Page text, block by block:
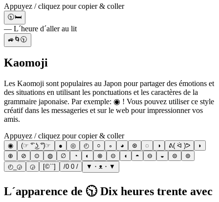
Appuyez / cliquez pour copier & coller
🕥🛏️
— L´heure d´aller au lit
🚙🌀🕥
Kaomoji
Les Kaomoji sont populaires au Japon pour partager des émotions et
des situations en utilisant les ponctuations et les caractères de la
grammaire japonaise. Par exemple: ◉ ! Vous pouvez utiliser ce style
créatif dans les messageries et sur le web pour impressionner vos
amis.
Appuyez / cliquez pour copier & coller
◉ (☞ ͡° ͜ʖ ͡°)☞ ● ◎ ◴ ○ ∘ ◕ ⊛ ◌ ◑ ᕕ( ᐛ )ᕗ
◗
⊕
⊘ ⊙ ◍ ∅ ◔ ◐ ⊗ ⊝ ◖ ◓ ⊖ ◒ ⊜
⊚
◴_◶
◶ [©``] /0 0 / ▼・ᴥ・▼
L´apparence de 🕥 Dix heures trente avec